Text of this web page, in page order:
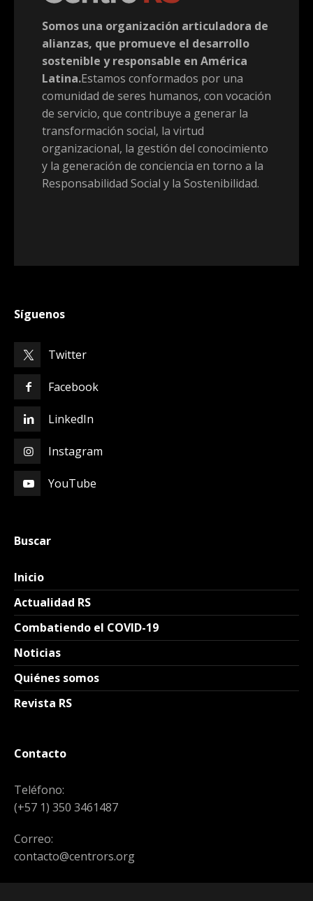
Somos una organización articuladora de
alianzas, que promueve el desarrollo
sostenible y responsable en América
Latina.Estamos conformados por una
comunidad de seres humanos, con vocación
de servicio, que contribuye a generar la
transformación social, la virtud
organizacional, la gestión del conocimiento
y la generación de conciencia en torno a la
Responsabilidad Social y la Sostenibilidad.
Síguenos
Twitter
Facebook
LinkedIn
Instagram
YouTube
Buscar
Inicio
Actualidad RS
Combatiendo el COVID-19
Noticias
Quiénes somos
Revista RS
Contacto
Teléfono:
(+57 1) 350 3461487
Correo:
contacto@centrors.org